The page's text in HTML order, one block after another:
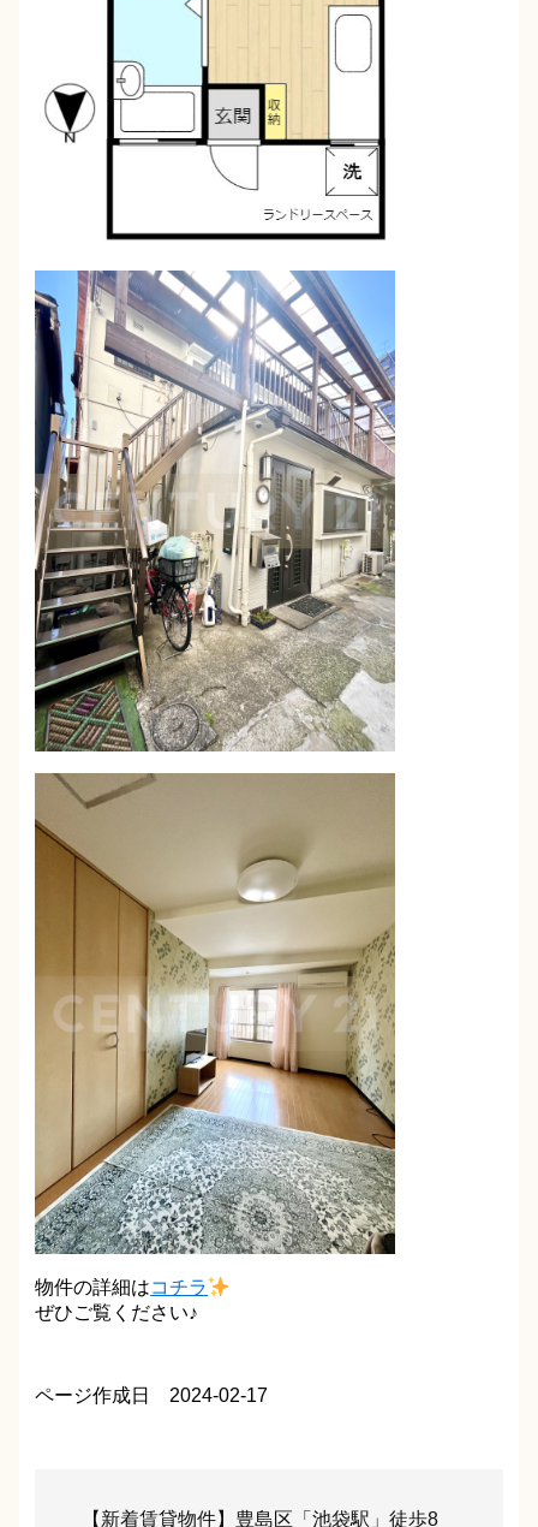
物件の詳細はコチラ
ぜひご覧ください♪
ページ作成日 2024-02-17
【新着賃貸物件】豊島区「池袋駅」徒歩8